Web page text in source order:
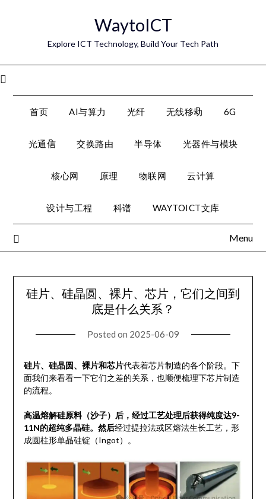
WaytoICT
Explore ICT Technology, Build Your Tech Path
首页 AI与算力 光纤 无线移动 6G
光通信 交换路由 半导体 光器件与模块
核心网 原理 物联网 云计算
设计与工程 科谱 WAYTOICT文库
Menu
硅片、硅晶圆、裸片、芯片，它们之间到
底是什么关系？
Posted on 2025-06-09
硅片、硅晶圆、裸片和芯片代表着芯片制造的各个阶段。下
面我们来看看一下它们之差的关系，也顺便梳理下芯片制造
的流程。
高温熔解硅原料（沙子）后，经过工艺处理后获得纯度达9-
11N的超纯多晶硅。然后经过提拉法或区熔法生长工艺，形
成圆柱形单晶硅锭（Ingot）。